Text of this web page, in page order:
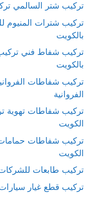
تركيب شتر السالمي
تركيب شترات المنيوم
بالكويت
تركيب شفاط فني
بالكويت
تركيب شفاطات
الفروانية
تركيب شفاطات تهوية
الكويت
تركيب شفاطات
الكويت
تركيب طابعات
تركيب قطع غيار